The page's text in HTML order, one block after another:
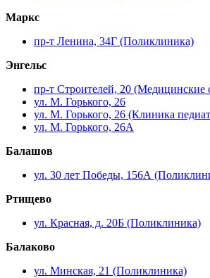
Маркс
пр-т Ленина, 34Г (Поликлиника)
Энгельс
пр-т Строителей, 20 (Медицинские
ул. М. Горького, 26
ул. М. Горького, 26 (Клиника
ул. М. Горького, 26А
Балашов
ул. 30 лет Победы, 156А
Ртищево
ул. Красная, д. 20Б (Поликлиника)
Балаково
ул. Минская, 21 (Поликлиника)